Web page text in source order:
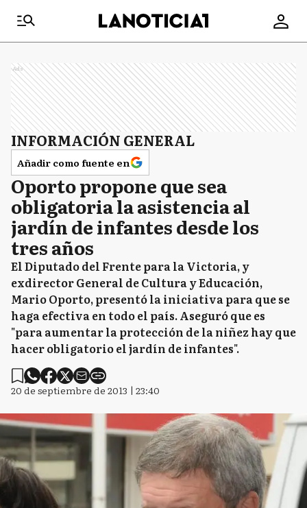
Ads
INFORMACIÓN GENERAL
Añadir como fuente en
Oporto propone que sea
obligatoria la asistencia al
jardín de infantes desde los
tres años
El Diputado del Frente para la Victoria, y
exdirector General de Cultura y Educación,
Mario Oporto, presentó la iniciativa para que se
haga efectiva en todo el país. Aseguró que es
"para aumentar la protección de la niñez hay que
hacer obligatorio el jardín de infantes".
20 de septiembre de 2013 | 23:40